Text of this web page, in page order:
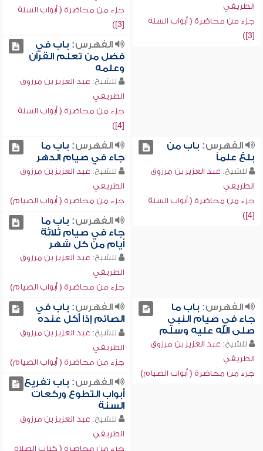
الطريفي
جزء من محاضرة ( أبواب السنة
[3])
جزء من محاضرة ( أبواب السنة
[3])
الفهرس: باب في
فضل من تعلم القرآن
وعلمه
للشيخ: عبد العزيز بن مرزوق
الطريفي
جزء من محاضرة ( أبواب السنة
[4])
الفهرس: باب من
بلغ علماً
للشيخ: عبد العزيز بن مرزوق
الطريفي
جزء من محاضرة ( أبواب السنة
[4])
الفهرس: باب ما
جاء في صيام الدهر
للشيخ: عبد العزيز بن مرزوق
الطريفي
جزء من محاضرة ( أبواب الصيام)
الفهرس: باب ما
جاء في صيام ثلاثة
أيام من كل شهر
للشيخ: عبد العزيز بن مرزوق
الطريفي
جزء من محاضرة ( أبواب الصيام)
الفهرس: باب ما
جاء في صيام النبي
صلى الله عليه وسلم
للشيخ: عبد العزيز بن مرزوق
الطريفي
جزء من محاضرة ( أبواب الصيام)
الفهرس: باب في
الصائم إذا أكل عنده
للشيخ: عبد العزيز بن مرزوق
الطريفي
جزء من محاضرة ( أبواب الصيام)
الفهرس: باب تفريع
أبواب التطوع وركعات
السنة
للشيخ: عبد العزيز بن مرزوق
الطريفي
جزء من محاضرة ( كتاب الصلاة